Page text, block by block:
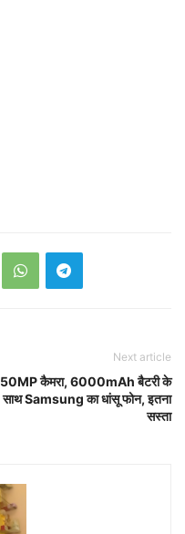
Next article
50MP कैमरा, 6000mAh बैटरी के
साथ Samsung का धांसू फोन, इतना
सस्ता